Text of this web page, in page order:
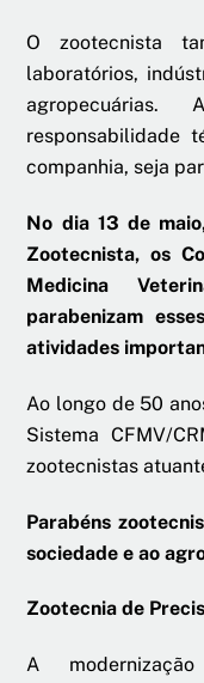
O zootecnista
laboratórios,
responsabilidade
companhia, seja
No dia 13 de
Zootecnista, os
Medicina
parabenizam
atividades
Ao longo de 50
Sistema CFMV/
zootecnistas
Parabéns
sociedade e ao
Zootecnia de
A